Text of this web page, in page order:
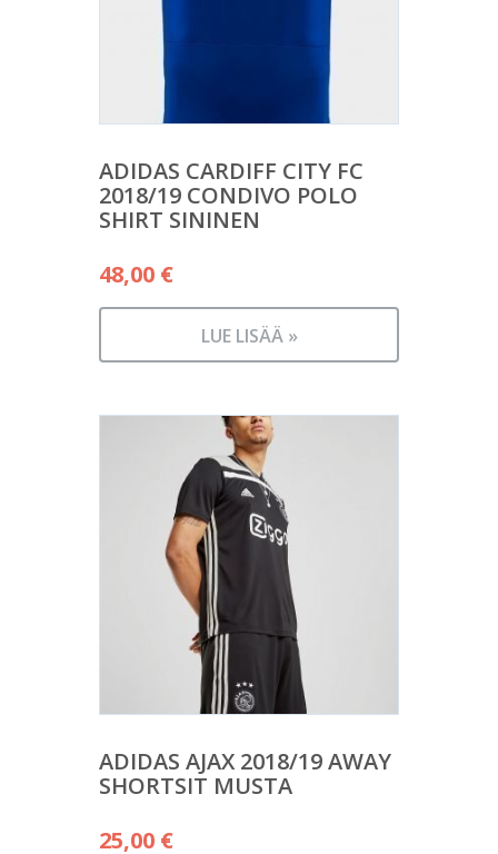
ADIDAS CARDIFF CITY FC
2018/19 CONDIVO POLO
SHIRT SININEN
48,00 €
LUE LISÄÄ »
ADIDAS AJAX 2018/19 AWAY
SHORTSIT MUSTA
25,00 €